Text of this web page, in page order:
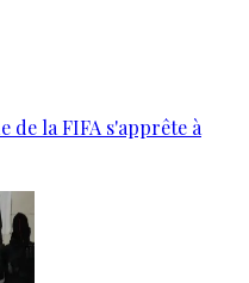
de la FIFA s'apprête à